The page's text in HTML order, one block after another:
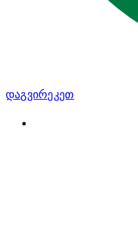
დაგვირეკეთ